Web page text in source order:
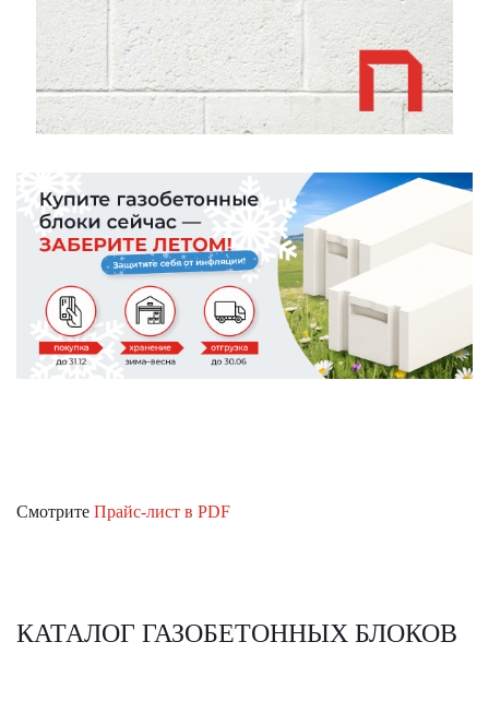
Смотрите Прайс-лист в PDF
КАТАЛОГ ГАЗОБЕТОННЫХ БЛОКОВ